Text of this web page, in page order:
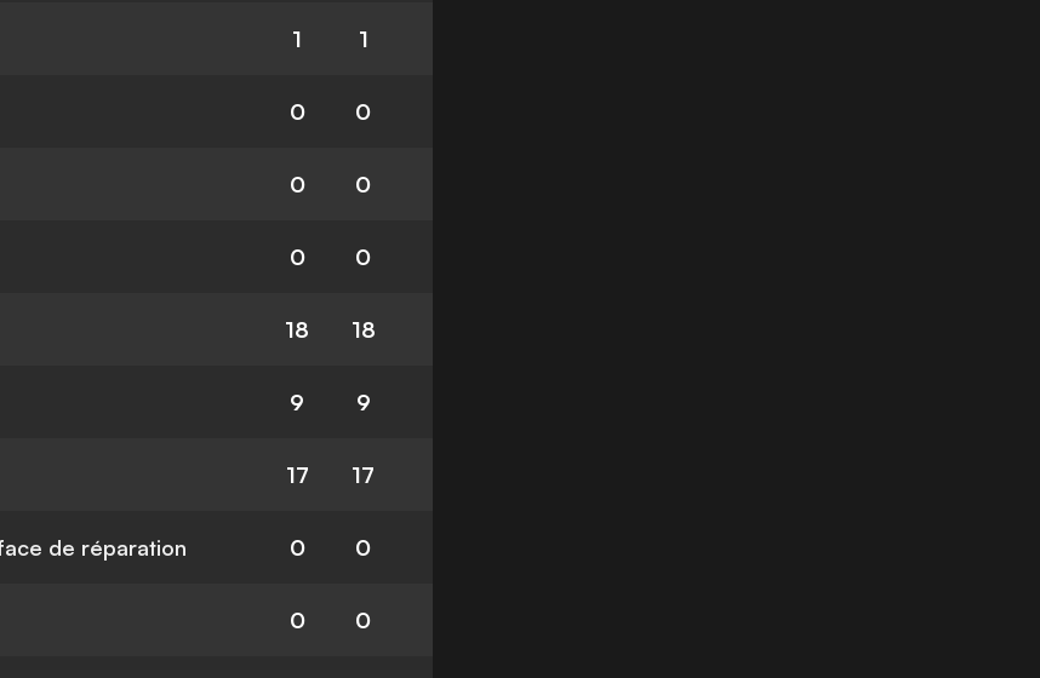
1 1
0 0
0 0
0 0
18 18
9 9
17 17
de réparation 0 0
0 0